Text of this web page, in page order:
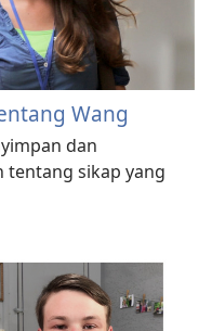
Wang
dan
tentang sikap yang